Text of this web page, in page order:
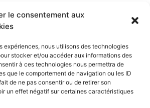
le consentement aux
expériences, nous utilisons des technologies
stocker et/ou accéder aux informations des
à ces technologies nous permettra de
que le comportement de navigation ou les ID
de ne pas consentir ou de retirer son
un effet négatif sur certaines caractéristiques
Assurance ZEN
et Données
Générales de Vente